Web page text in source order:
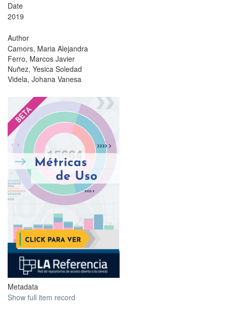
Date
2019
Author
Camors, Maria Alejandra
Ferro, Marcos Javier
Nuñez, Yesica Soledad
Videla, Johana Vanesa
?
Metadata
Show full item record